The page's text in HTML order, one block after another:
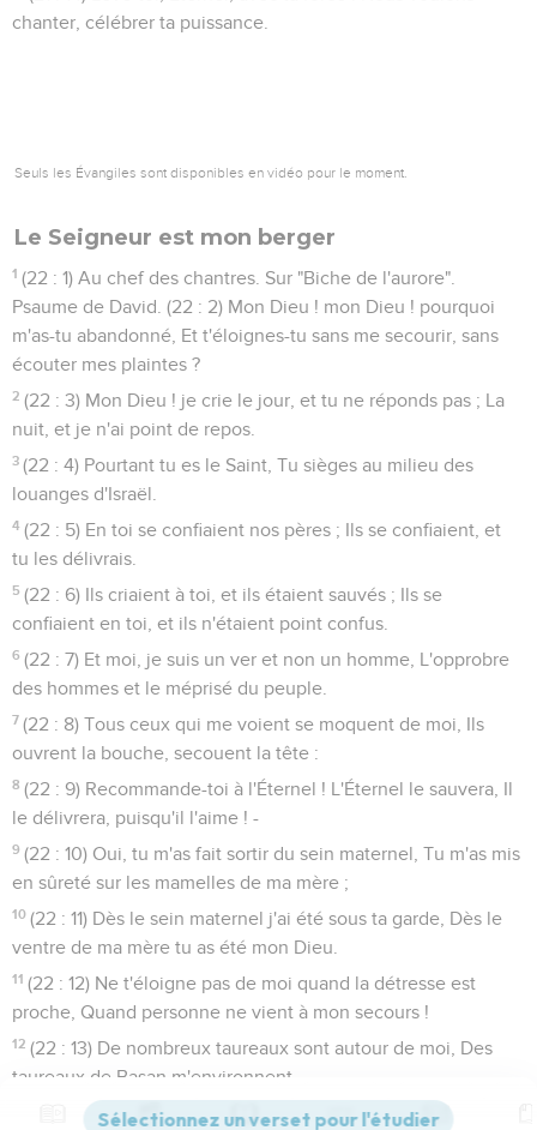
chanter, célébrer ta puissance.
Seuls les Évangiles sont disponibles en vidéo pour le moment.
Le Seigneur est mon berger
1 (22 : 1) Au chef des chantres. Sur "Biche de l'aurore".
Psaume de David. (22 : 2) Mon Dieu ! mon Dieu ! pourquoi
m'as-tu abandonné, Et t'éloignes-tu sans me secourir, sans
écouter mes plaintes ?
2 (22 : 3) Mon Dieu ! je crie le jour, et tu ne réponds pas ; La
nuit, et je n'ai point de repos.
3 (22 : 4) Pourtant tu es le Saint, Tu sièges au milieu des
louanges d'Israël.
4 (22 : 5) En toi se confiaient nos pères ; Ils se confiaient, et
tu les délivrais.
5 (22 : 6) Ils criaient à toi, et ils étaient sauvés ; Ils se
confiaient en toi, et ils n'étaient point confus.
6 (22 : 7) Et moi, je suis un ver et non un homme, L'opprobre
des hommes et le méprisé du peuple.
7 (22 : 8) Tous ceux qui me voient se moquent de moi, Ils
ouvrent la bouche, secouent la tête :
8 (22 : 9) Recommande-toi à l'Éternel ! L'Éternel le sauvera, Il
le délivrera, puisqu'il l'aime ! -
9 (22 : 10) Oui, tu m'as fait sortir du sein maternel, Tu m'as mis
en sûreté sur les mamelles de ma mère ;
10 (22 : 11) Dès le sein maternel j'ai été sous ta garde, Dès le
ventre de ma mère tu as été mon Dieu.
11 (22 : 12) Ne t'éloigne pas de moi quand la détresse est
proche, Quand personne ne vient à mon secours !
12 (22 : 13) De nombreux taureaux sont autour de moi, Des
taureaux de Basan m'environnent.
(22 : 14) Ils ouvrent contre moi leur gueule, Semblables au